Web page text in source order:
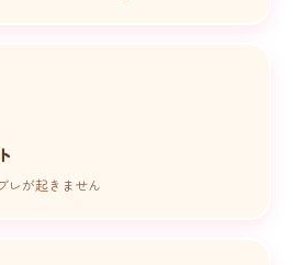
レが起きません